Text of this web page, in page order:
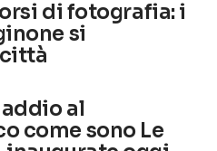
di fotografia: i
si
al
come sono Le